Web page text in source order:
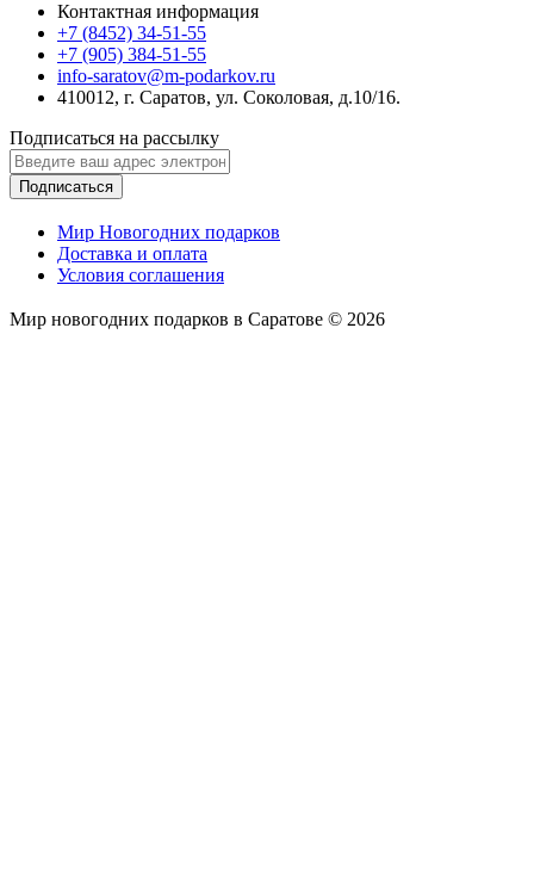
Контактная информация
+7 (8452) 34-51-55
+7 (905) 384-51-55
info-saratov@m-podarkov.ru
410012, г. Саратов, ул. Соколовая, д.10/16.
Подписаться на рассылку
Подписаться
Мир Новогодних подарков
Доставка и оплата
Условия соглашения
Мир новогодних подарков в Саратове © 2026